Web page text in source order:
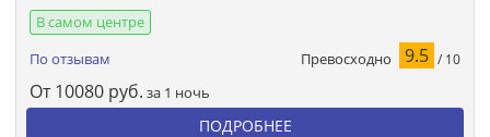
В самом центре
По отзывам
Превосходно 9.5 / 10
От 10080 руб. за 1 ночь
ПОДРОБНЕЕ